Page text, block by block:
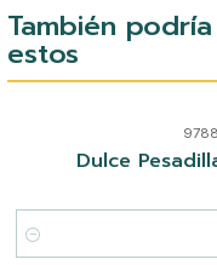
También
estos
Dulce
Cantidad